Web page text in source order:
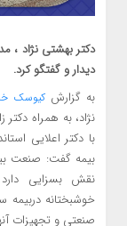
دکتر بهشتی نژاد ،
دیدار و گفتگو کرد.
به گزارش کیوسک
نژاد، به همراه
با دکتر اعلایی
بیمه گفت: صنعت
نقش بسزایی
خوشبختانه دربیمه
صنعتی و تجهیزات